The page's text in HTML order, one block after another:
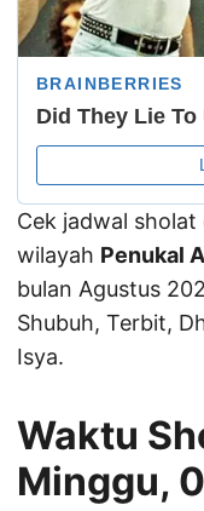
Cek jadwal
wilayah Penukal
bulan Agustus
Shubuh, Terbit,
Isya.
Waktu
Minggu,